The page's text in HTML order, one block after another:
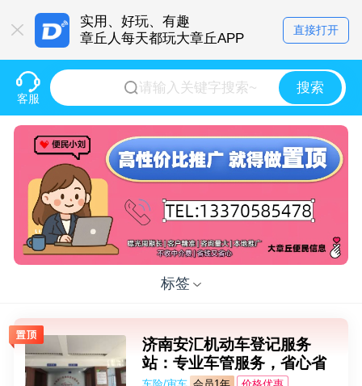
实用、好玩、有趣
章丘人每天都玩大章丘APP
直接打开
客服
搜索
标签
济南安汇机动车登记服务
站：专业车管服务，省心省
时更安心